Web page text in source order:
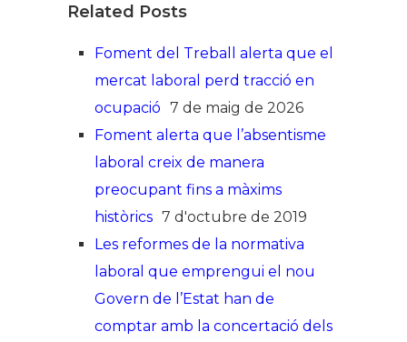
Related Posts
Foment del Treball alerta que el
mercat laboral perd tracció en
ocupació 7 de maig de 2026
Foment alerta que l’absentisme
laboral creix de manera
preocupant fins a màxims
històrics 7 d'octubre de 2019
Les reformes de la normativa
laboral que emprengui el nou
Govern de l’Estat han de
comptar amb la concertació dels